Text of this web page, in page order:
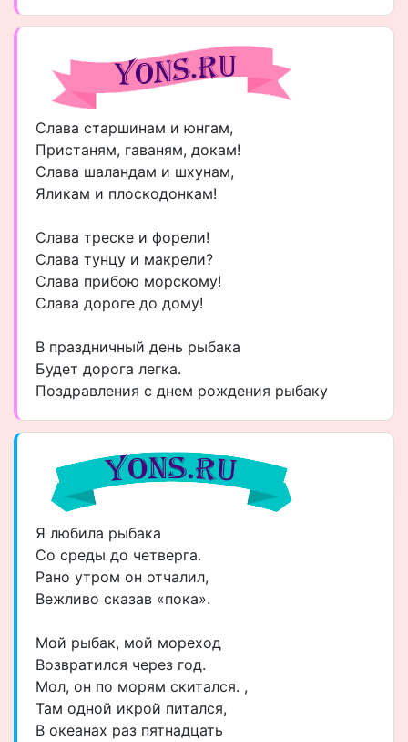
Слава старшинам и юнгам,
Пристаням, гаваням, докам!
Слава шаландам и шхунам,
Яликам и плоскодонкам!
Слава треске и форели!
Слава тунцу и макрели?
Слава прибою морскому!
Слава дороге до дому!
В праздничный день рыбака
Будет дорога легка.
Поздравления с днем рождения рыбаку
Я любила рыбака
Со среды до четверга.
Рано утром он отчалил,
Вежливо сказав «пока».
Мой рыбак, мой мореход
Возвратился через год.
Мол, он по морям скитался. ,
Там одной икрой питался,
В океанах раз пятнадцать